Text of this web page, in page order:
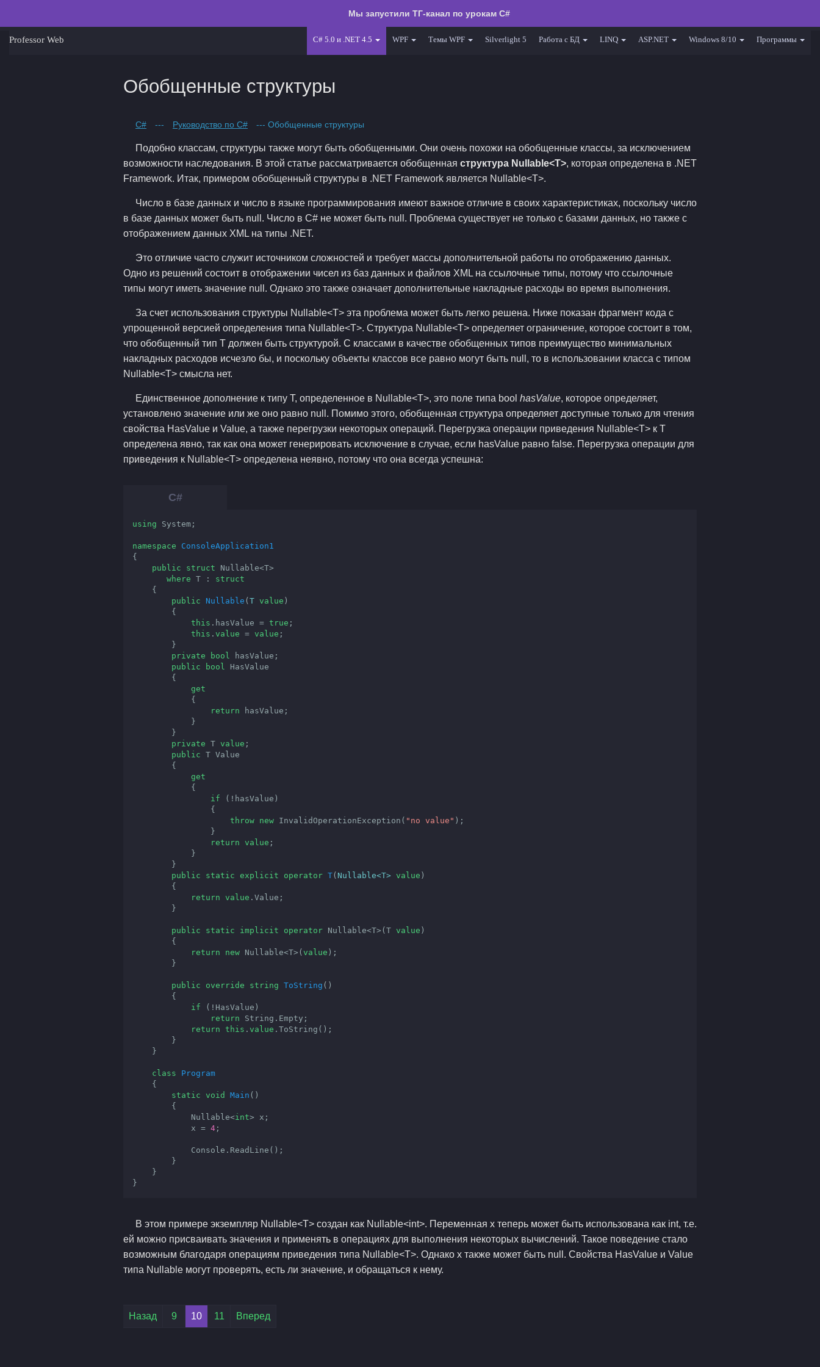
Мы запустили ТГ-канал по урокам C#
Professor Web C# 5.0 и .NET 4.5 WPF Темы WPF Silverlight 5 Работа с БД LINQ ASP.NET Windows 8/10 Программы
Обобщенные структуры
C# --- Руководство по C# --- Обобщенные структуры
Подобно классам, структуры также могут быть обобщенными. Они очень похожи на обобщенные классы, за исключением
возможности наследования. В этой статье рассматривается обобщенная структура Nullable<T>, которая определена в .NET
Framework. Итак, примером обобщенный структуры в .NET Framework является Nullable<T>.
Число в базе данных и число в языке программирования имеют важное отличие в своих характеристиках, поскольку число
в базе данных может быть null. Число в C# не может быть null. Проблема существует не только с базами данных, но также с
отображением данных XML на типы .NET.
Это отличие часто служит источником сложностей и требует массы дополнительной работы по отображению данных.
Одно из решений состоит в отображении чисел из баз данных и файлов XML на ссылочные типы, потому что ссылочные
типы могут иметь значение null. Однако это также означает дополнительные накладные расходы во время выполнения.
За счет использования структуры Nullable<T> эта проблема может быть легко решена. Ниже показан фрагмент кода с
упрощенной версией определения типа Nullable<T>. Структура Nullable<T> определяет ограничение, которое состоит в том,
что обобщенный тип T должен быть структурой. С классами в качестве обобщенных типов преимущество минимальных
накладных расходов исчезло бы, и поскольку объекты классов все равно могут быть null, то в использовании класса с типом
Nullable<T> смысла нет.
Единственное дополнение к типу Т, определенное в Nullable<T>, это поле типа bool hasValue, которое определяет,
установлено значение или же оно равно null. Помимо этого, обобщенная структура определяет доступные только для чтения
свойства HasValue и Value, а также перегрузки некоторых операций. Перегрузка операции приведения Nullable<T> к T
определена явно, так как она может генерировать исключение в случае, если hasValue равно false. Перегрузка операции для
приведения к Nullable<T> определена неявно, потому что она всегда успешна:
using System;
namespace
ConsoleApplication1
{
public
struct Nullable<T>
where T : struct
public
Nullable ( T value )
{
this .hasValue = true ;
this . value = value ;
private
bool hasValue;
public
bool HasValue
get
return hasValue;
private T value ;
public T Value
get
if (!hasValue)
throw new InvalidOperationException( "no value" );
return value ;
public
static explicit operator T( Nullable<T> value )
{
return value .Value;
public static implicit operator Nullable<T>(T value )
return
new Nullable<T>( value );
public override string ToString ( )
{
if (!HasValue)
return String.Empty;
return this . value .ToString();
class
Program
static void Main ( )
{
            Nullable<
int> x;
            x =
4 ;
}
В этом примере экземпляр Nullable<T> создан как Nullable<int>. Переменная х теперь может быть использована как int, т.е.
ей можно присваивать значения и применять в операциях для выполнения некоторых вычислений. Такое поведение стало
возможным благодаря операциям приведения типа Nullable<T>. Однако х также может быть null. Свойства HasValue и Value
типа Nullable могут проверять, есть ли значение, и обращаться к нему.